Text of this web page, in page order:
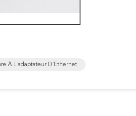
À L'adaptateur D'Ethernet